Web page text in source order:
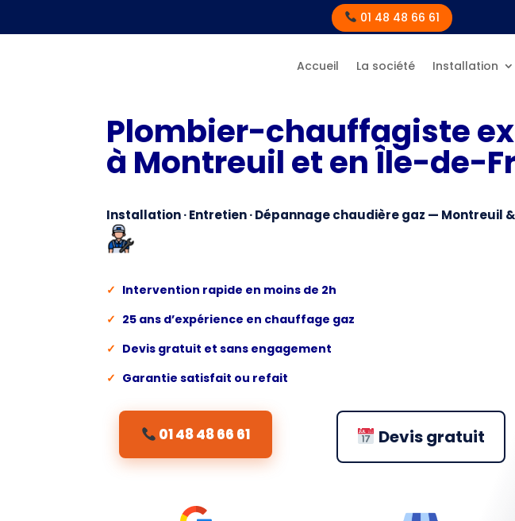
01 48 48 66 61
Accueil La société Installation
Plombier-chauffagiste
à Montreuil et en Île-de-
Installation · Entretien · Dépannage chaudière gaz — Montreuil
✓ Intervention rapide en moins de 2h
✓ 25 ans d’expérience en chauffage gaz
✓ Devis gratuit et sans engagement
✓ Garantie satisfait ou refait
01 48 48 66 61 Devis gratuit